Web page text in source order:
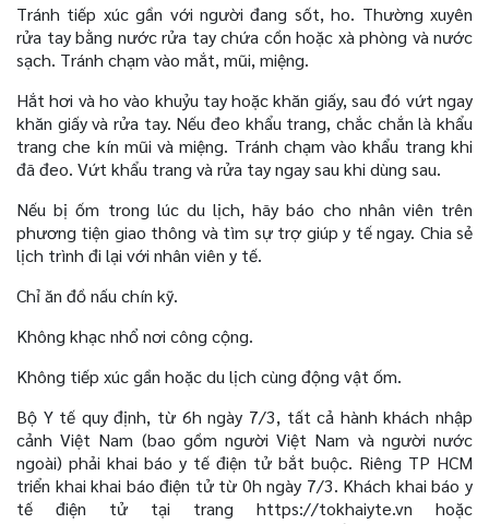
Tránh tiếp xúc gần với người đang sốt, ho. Thường xuyên
rửa tay bằng nước rửa tay chứa cồn hoặc xà phòng và nước
sạch. Tránh chạm vào mắt, mũi, miệng.
Hắt hơi và ho vào khuỷu tay hoặc khăn giấy, sau đó vứt ngay
khăn giấy và rửa tay. Nếu đeo khẩu trang, chắc chắn là khẩu
trang che kín mũi và miệng. Tránh chạm vào khẩu trang khi
đã đeo. Vứt khẩu trang và rửa tay ngay sau khi dùng sau.
Nếu bị ốm trong lúc du lịch, hãy báo cho nhân viên trên
phương tiện giao thông và tìm sự trợ giúp y tế ngay. Chia sẻ
lịch trình đi lại với nhân viên y tế.
Chỉ ăn đồ nấu chín kỹ.
Không khạc nhổ nơi công cộng.
Không tiếp xúc gần hoặc du lịch cùng động vật ốm.
Bộ Y tế quy định, từ 6h ngày 7/3, tất cả hành khách nhập
cảnh Việt Nam (bao gồm người Việt Nam và người nước
ngoài) phải khai báo y tế điện tử bắt buộc. Riêng TP HCM
triển khai khai báo điện tử từ 0h ngày 7/3. Khách khai báo y
tế điện tử tại trang https://tokhaiyte.vn hoặc